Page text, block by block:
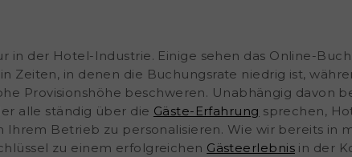
der Endung
keine
ist vor
in der Hotel-Industrie. Einige sehen das Online-
Zeiten, in denen die Buchungsrate niedrig ist,
Provisionshöhe beschweren. Unabhängig davon
alle ständig über die Gäste-Erfahrung sprechen,
Ihrem Betrieb zu personalisieren. Wie wir bereits in
zu einem erfolgreichen Gästeerlebnisin der